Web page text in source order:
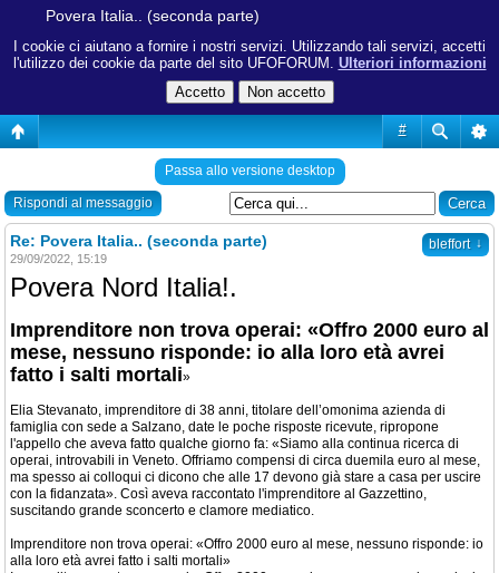
I cookie ci aiutano a fornire i nostri servizi. Utilizzando tali servizi, accetti
l'utilizzo dei cookie da parte del sito UFOFORUM. Ulteriori informazioni
#
Povera Italia.. (seconda parte)
Passa allo versione desktop
Rispondi al messaggio
bleffort ↓
Re: Povera Italia.. (seconda parte)
29/09/2022, 15:19
Povera Nord Italia!.
Imprenditore non trova operai: «Offro 2000 euro al
mese, nessuno risponde: io alla loro età avrei
fatto i salti mortali»
Elia Stevanato, imprenditore di 38 anni, titolare dell’omonima azienda di
famiglia con sede a Salzano, date le poche risposte ricevute, ripropone
l'appello che aveva fatto qualche giorno fa: «Siamo alla continua ricerca di
operai, introvabili in Veneto. Offriamo compensi di circa duemila euro al mese,
ma spesso ai colloqui ci dicono che alle 17 devono già stare a casa per uscire
con la fidanzata». Così aveva raccontato l'imprenditore al Gazzettino,
suscitando grande sconcerto e clamore mediatico.
Imprenditore non trova operai: «Offro 2000 euro al mese, nessuno risponde: io
alla loro età avrei fatto i salti mortali»